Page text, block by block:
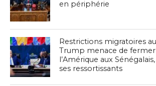
en périphérie
Restrictions migratoires
Trump menace de
l’Amérique aux
ses ressortissants